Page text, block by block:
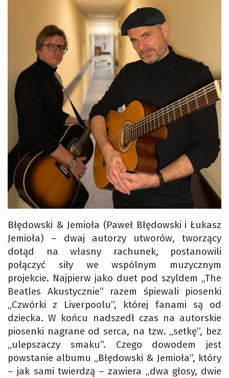
Błędowski & Jemioła (Paweł Błędowski i Łukasz
Jemioła) – dwaj autorzy utworów, tworzący
dotąd na własny rachunek, postanowili
połączyć siły we wspólnym muzycznym
projekcie. Najpierw jako duet pod szyldem „The
Beatles Akustycznie” razem śpiewali piosenki
„Czwórki z Liverpoolu”, której fanami są od
dziecka. W końcu nadszedł czas na autorskie
piosenki nagrane od serca, na tzw. „setkę”, bez
„ulepszaczy smaku”. Czego dowodem jest
powstanie albumu „Błędowski & Jemioła”, który
– jak sami twierdzą – zawiera „dwa głosy, dwie